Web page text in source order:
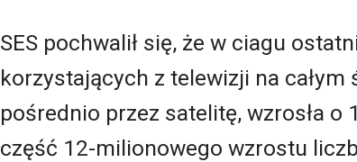
SES pochwalił się, że w ciagu
korzystających z telewizji na
pośrednio przez satelitę, wzrosła o
część 12-milionowego wzrostu